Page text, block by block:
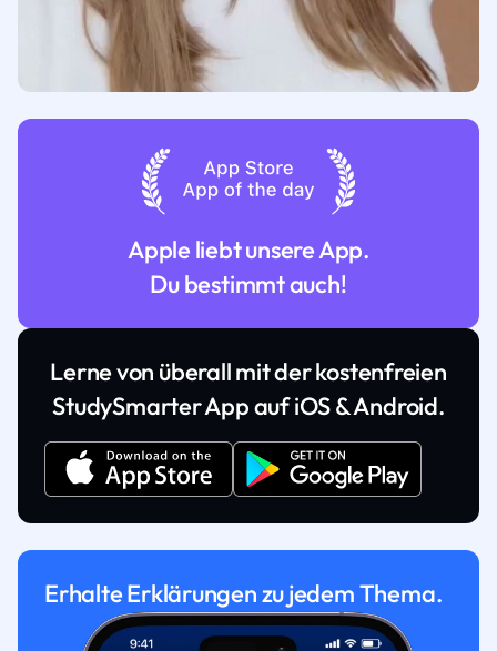
Apple liebt unsere App.
Du bestimmt auch!
Lerne von überall mit der kostenfreien
StudySmarter App auf iOS & Android.
Erhalte Erklärungen zu jedem Thema.